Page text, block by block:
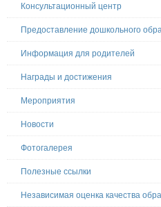
Консультационный центр
Предоставление дошкольного
Информация для родителей
Награды и достижения
Мероприятия
Новости
Фотогалерея
Полезные ссылки
Независимая оценка качества